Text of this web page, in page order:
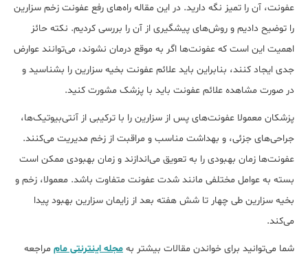
عفونت، آن را تمیز نگه دارید. در این مقاله راه‌های رفع عفونت زخم سزارین
را توضیح دادیم و روش‌های پیشگیری از آن را بررسی کردیم. نکته حائز
اهمیت این است که عفونت‌ها اگر به موقع درمان نشوند، می‌توانند عوارض
جدی ایجاد کنند، بنابراین باید علائم عفونت بخیه سزارین را بشناسید و
در صورت مشاهده علائم عفونت باید با پزشک مشورت کنید.
پزشکان معمولا عفونت‌های پس از سزارین را با ترکیبی از آنتی‌بیوتیک‌ها،
جراحی‌های جزئی، و بهداشت مناسب و مراقبت از زخم مدیریت می‌کنند.
عفونت‌ها زمان بهبودی را به تعویق می‌اندازند و زمان بهبودی ممکن است
بسته به عوامل مختلفی مانند شدت عفونت متفاوت باشد. معمولا، زخم و
بخیه سزارین طی چهار تا شش هفته بعد از زایمان سزارین بهبود پیدا
می‌کند.
شما می‌توانید برای خواندن مقالات بیشتر به مجله اینترنتی مام مراجعه